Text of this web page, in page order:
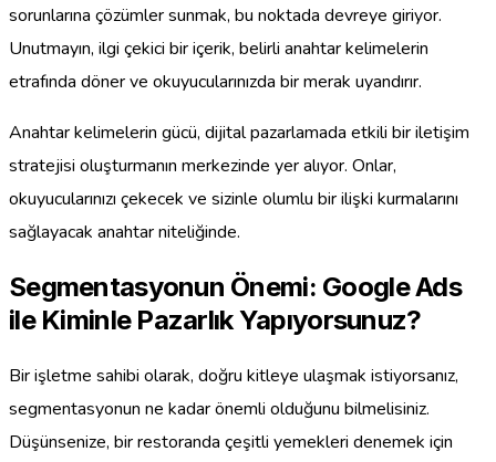
sorunlarına çözümler sunmak, bu noktada devreye giriyor.
Unutmayın, ilgi çekici bir içerik, belirli anahtar kelimelerin
etrafında döner ve okuyucularınızda bir merak uyandırır.
Anahtar kelimelerin gücü, dijital pazarlamada etkili bir iletişim
stratejisi oluşturmanın merkezinde yer alıyor. Onlar,
okuyucularınızı çekecek ve sizinle olumlu bir ilişki kurmalarını
sağlayacak anahtar niteliğinde.
Segmentasyonun Önemi: Google Ads
ile Kiminle Pazarlık Yapıyorsunuz?
Bir işletme sahibi olarak, doğru kitleye ulaşmak istiyorsanız,
segmentasyonun ne kadar önemli olduğunu bilmelisiniz.
Düşünsenize, bir restoranda çeşitli yemekleri denemek için